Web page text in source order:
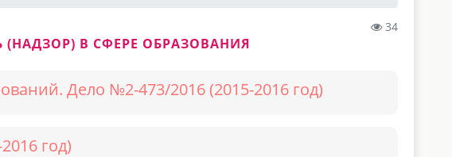
34
В СФЕРЕ ОБРАЗОВАНИЯ
Дело №2-473/2016 (2015-2016 год)
год)